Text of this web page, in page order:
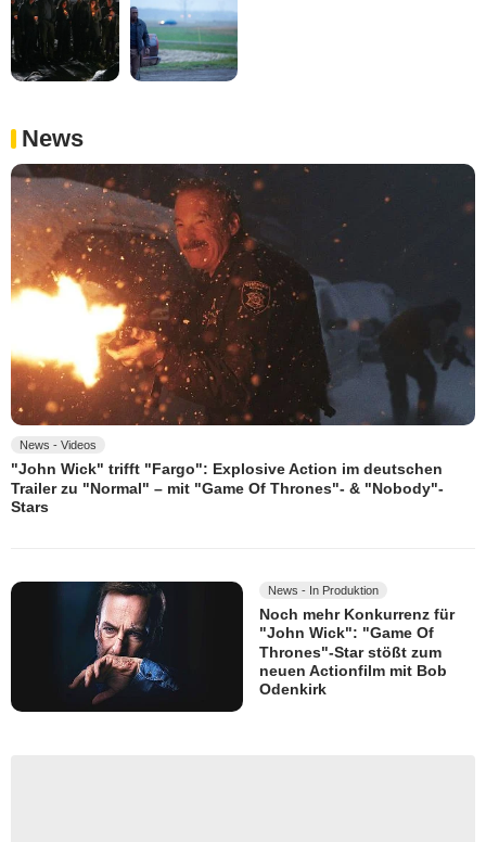
News
News - Videos
"John Wick" trifft "Fargo": Explosive Action im deutschen
Trailer zu "Normal" – mit "Game Of Thrones"- & "Nobody"-
Stars
News - In Produktion
Noch mehr Konkurrenz für
"John Wick": "Game Of
Thrones"-Star stößt zum
neuen Actionfilm mit Bob
Odenkirk